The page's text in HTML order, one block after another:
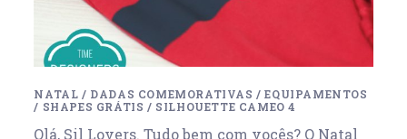
NATAL / DADAS COMEMORATIVAS /EQUIPAMENTOS
/ SHAPES GRÁTIS / SILHOUETTE CAMEO 4
Olá, Sil Lovers. Tudo bem com vocês? O Natal